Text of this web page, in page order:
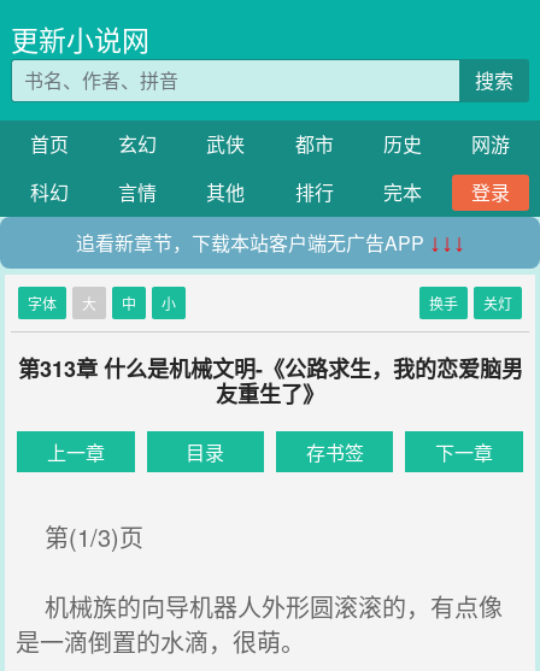
更新小说网
搜索
首页 玄幻 武侠 都市 历史
网游
科幻
言情 其他 排行 完本
登录
追看新章节，下载本站客户端无广告APP ↓↓↓
字体 大 中 小 换手 关灯
第313章 什么是机械文明-《公路求生，我的恋爱脑男
友重生了》
上一章 目录 存书签 下一章
第(1/3)页
机械族的向导机器人外形圆滚滚的，有点像
是一滴倒置的水滴，很萌。